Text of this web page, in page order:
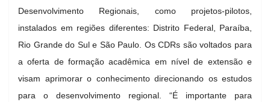
Desenvolvimento Regionais, como projetos-pilotos,
instalados em regiões diferentes: Distrito Federal, Paraíba,
Rio Grande do Sul e São Paulo. Os CDRs são voltados para
a oferta de formação acadêmica em nível de extensão e
visam aprimorar o conhecimento direcionando os estudos
para o desenvolvimento regional. “É importante para